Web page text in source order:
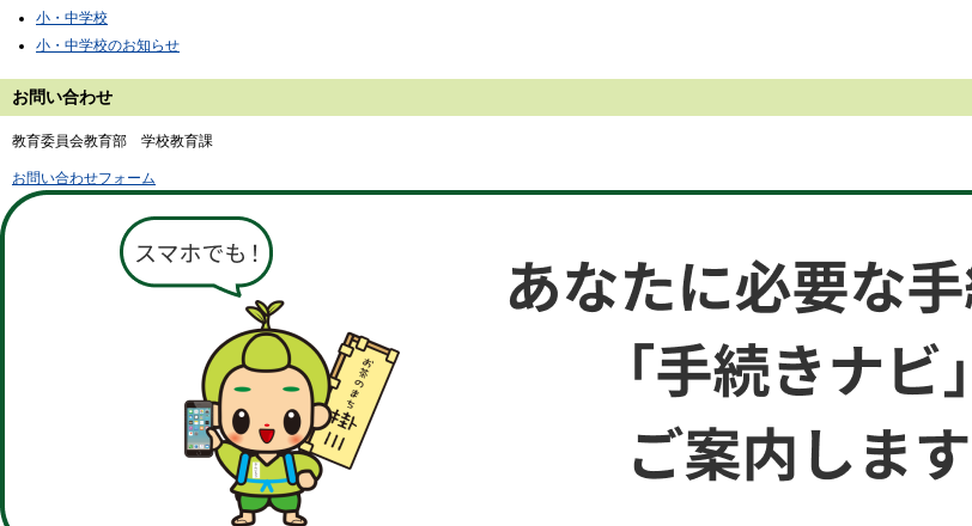
小・中学校
小・中学校のお知らせ
お問い合わせ
教育委員会教育部 学校教育課
お問い合わせフォーム